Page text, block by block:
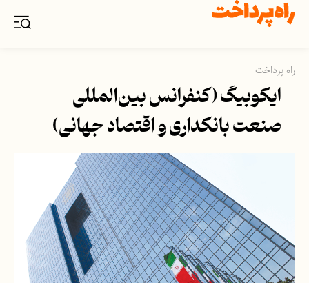
راه پرداخت
ایکوبیگ (کنفرانس بین‌المللی
صنعت بانکداری و اقتصاد جهانی)